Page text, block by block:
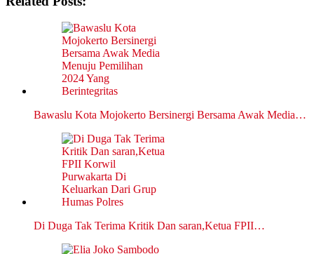
Bawaslu Kota Mojokerto Bersinergi Bersama Awak Media…
Di Duga Tak Terima Kritik Dan saran,Ketua FPII…